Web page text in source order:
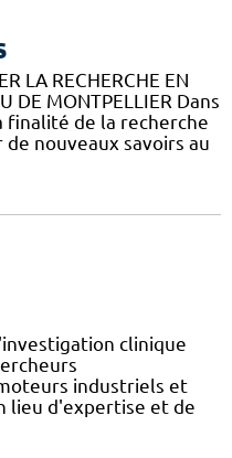
LA RECHERCHE EN
DE MONTPELLIER Dans
finalité de la recherche
nouveaux savoirs au
clinique
industriels et
lieu d'expertise et de